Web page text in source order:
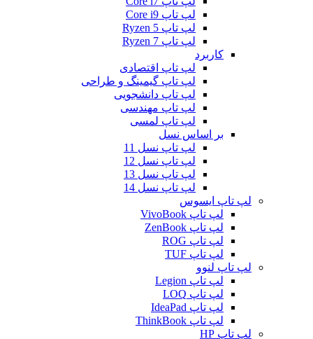
لپ تاپ Core i9
لپ تاپ Ryzen 5
لپ تاپ Ryzen 7
کاربرد
لپ تاپ اقتصادی
لپ تاپ گیمینگ و طراحی
لپ تاپ دانشجویی
لپ تاپ مهندسی
لپ تاپ لمسی
بر اساس نسل
لپ تاپ نسل 11
لپ تاپ نسل 12
لپ تاپ نسل 13
لپ تاپ نسل 14
لپ تاپ ایسوس
لپ تاپ VivoBook
لپ تاپ ZenBook
لپ تاپ ROG
لپ تاپ TUF
لپ تاپ لنوو
لپ تاپ Legion
لپ تاپ LOQ
لپ تاپ IdeaPad
لپ تاپ ThinkBook
لپ تاپ HP